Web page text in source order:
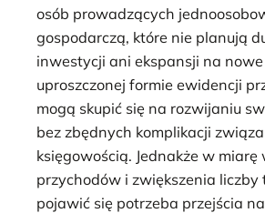
osób prowadzących
gospodarczą, które nie planują
inwestycji ani ekspansji na
uproszczonej formie ewidencji
mogą skupić się na rozwijaniu
bez zbędnych komplikacji
księgowością. Jednakże w miarę
przychodów i zwiększenia liczby
pojawić się potrzeba przejścia